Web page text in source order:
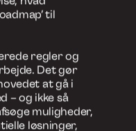
krav
overbevise
opfindelser
med sig –
af